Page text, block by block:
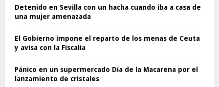
Detenido en Sevilla con un hacha cuando iba a casa de
una mujer amenazada
El Gobierno impone el reparto de los menas de Ceuta
y avisa con la Fiscalía
Pánico en un supermercado Día de la Macarena por el
lanzamiento de cristales